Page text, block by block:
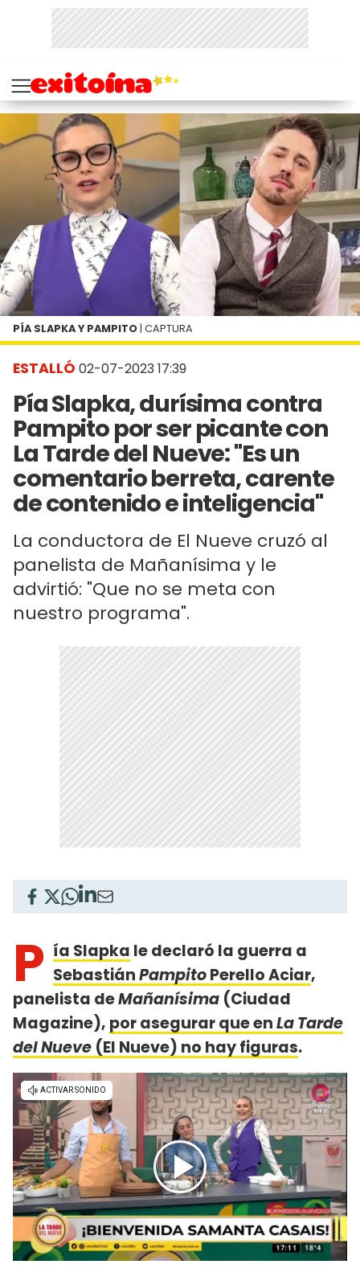
ESTALLÓ 02-07-2023 17:39
Pía Slapka, durísima contra
Pampito por ser picante con
La Tarde del Nueve: "Es un
comentario berreta, carente
de contenido e inteligencia"
La conductora de El Nueve cruzó al
panelista de Mañanísima y le
advirtió: "Que no se meta con
nuestro programa".
PÍA SLAPKA Y PAMPITO | CAPTURA
P ía Slapka le declaró la guerra a
SebastiánPampitoPerello Aciar,
panelista deMañanísima (Ciudad
Magazine), por asegurar que enLa Tarde
del Nueve (El Nueve) no hay figuras.